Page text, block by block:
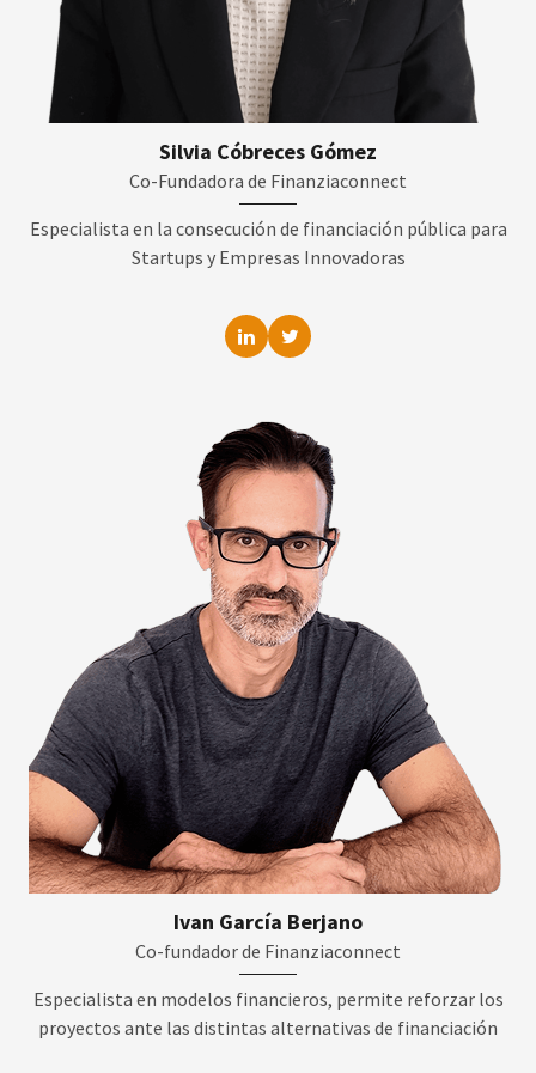
Silvia Cóbreces Gómez
Co-Fundadora de Finanziaconnect
Especialista en la consecución de financiación pública para
Startups y Empresas Innovadoras
Ivan García Berjano
Co-fundador de Finanziaconnect
Especialista en modelos financieros, permite reforzar los
proyectos ante las distintas alternativas de financiación